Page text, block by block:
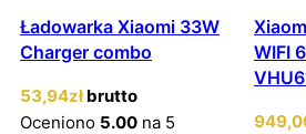
Ładowarka Xiaomi 33W
Charger combo
53,94zł brutto
Oceniono 5.00 na 5
WIFI
949